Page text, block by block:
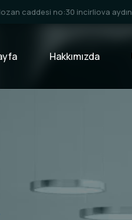
caddesi no:30 incirliova aydın
Hakkımızda